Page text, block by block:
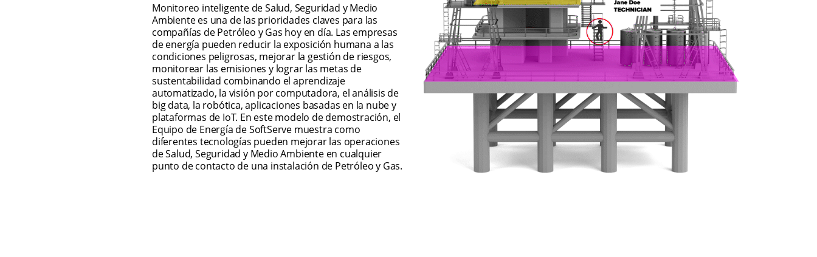
Monitoreo inteligente de Salud, Seguridad y Medio
Ambiente es una de las prioridades claves para las
compañías de Petróleo y Gas hoy en día. Las empresas
de energía pueden reducir la exposición humana a las
condiciones peligrosas, mejorar la gestión de riesgos,
monitorear las emisiones y lograr las metas de
sustentabilidad combinando el aprendizaje
automatizado, la visión por computadora, el análisis de
big data, la robótica, aplicaciones basadas en la nube y
plataformas de IoT. En este modelo de demostración, el
Equipo de Energía de SoftServe muestra como
diferentes tecnologías pueden mejorar las operaciones
de Salud, Seguridad y Medio Ambiente en cualquier